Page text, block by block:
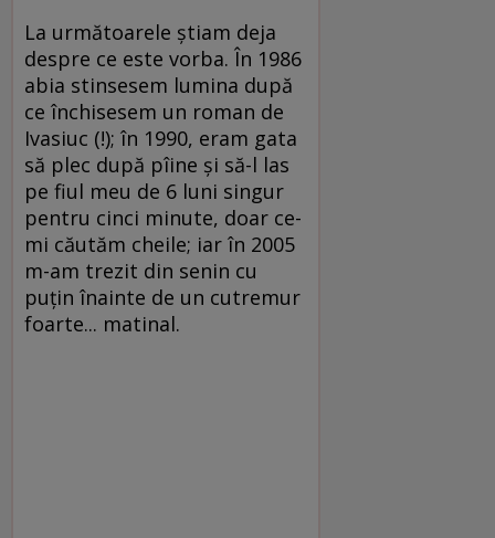
La următoarele ştiam deja
despre ce este vorba. În 1986
abia stinsesem lumina după
ce închisesem un roman de
Ivasiuc (!); în 1990, eram gata
să plec după pîine şi să-l las
pe fiul meu de 6 luni singur
pentru cinci minute, doar ce-
mi căutăm cheile; iar în 2005
m-am trezit din senin cu
puţin înainte de un cutremur
foarte... matinal.